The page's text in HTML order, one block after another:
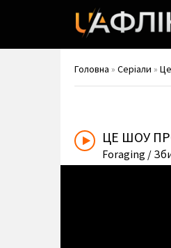
Головна » Серіали »
ЦЕ ШОУ
Foraging /